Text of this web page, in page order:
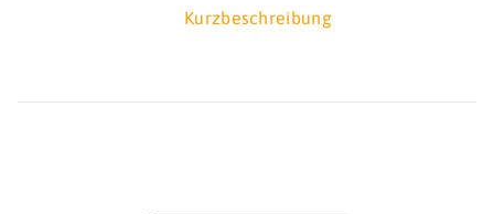
Kurzbeschreibung